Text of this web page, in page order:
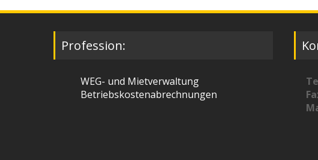
Profession:
WEG- und Mietverwaltung
Betriebskostenabrechnungen